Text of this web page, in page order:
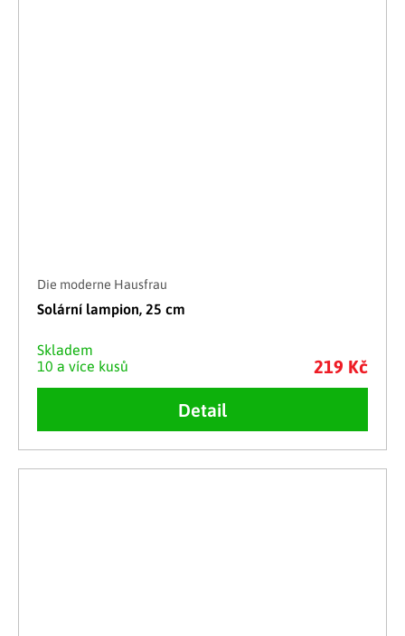
Die moderne Hausfrau
Solární lampion, 25 cm
Skladem
10 a více kusů
219 Kč
Detail